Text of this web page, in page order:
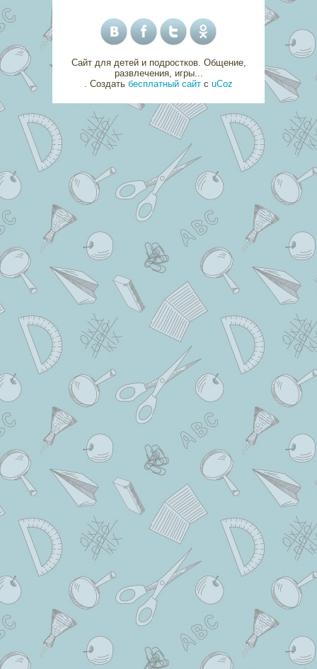
Сайт для детей и подростков. Общение,
развлечения, игры...
Создать бесплатный сайт с uCoz